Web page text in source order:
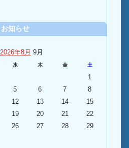
お知らせ
2026年8月 9月
水 木 金 土
1
5 6 7
8
12 13 14
15
19 20 21
22
26 27 28
29